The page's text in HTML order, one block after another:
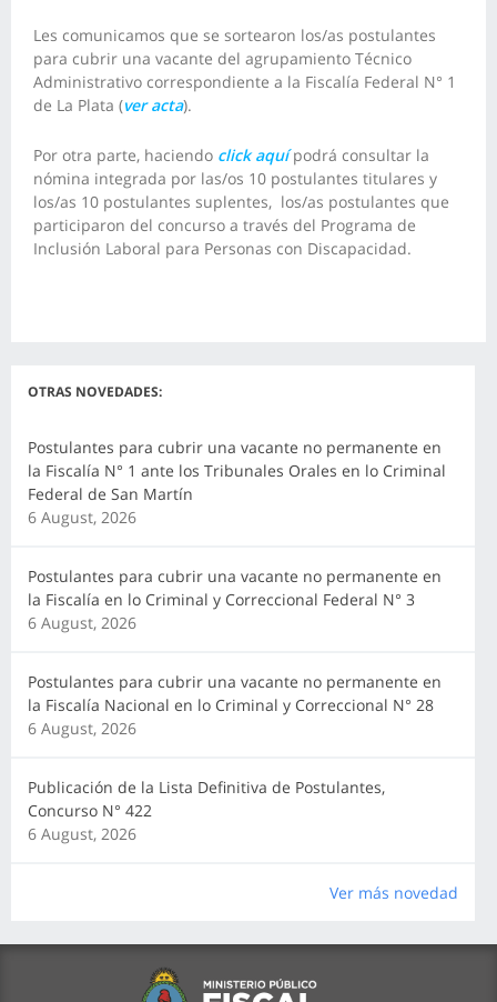
Les comunicamos que se sortearon los/as postulantes
para cubrir una vacante del agrupamiento Técnico
Administrativo correspondiente a la Fiscalía Federal N° 1
de La Plata (ver acta).
Por otra parte, haciendo click aquí podrá consultar la
nómina integrada por las/os 10 postulantes titulares y
los/as 10 postulantes suplentes, los/as postulantes que
participaron del concurso a través del Programa de
Inclusión Laboral para Personas con Discapacidad.
OTRAS NOVEDADES:
Postulantes para cubrir una vacante no permanente en
la Fiscalía N° 1 ante los Tribunales Orales en lo Criminal
Federal de San Martín
6 August, 2026
Postulantes para cubrir una vacante no permanente en
la Fiscalía en lo Criminal y Correccional Federal N° 3
6 August, 2026
Postulantes para cubrir una vacante no permanente en
la Fiscalía Nacional en lo Criminal y Correccional N° 28
6 August, 2026
Publicación de la Lista Definitiva de Postulantes,
Concurso N° 422
6 August, 2026
Ver más novedad